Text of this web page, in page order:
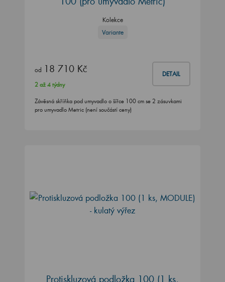
Kolekce
Variante
od 18 710 Kč DETAIL
2 až 4 týdny
Závěsná skříňka pod umyvadlo o šířce 100 cm se 2 zásuvkami
pro umyvadlo Metric (není součástí ceny)
Protiskluzová podložka 100 (1 ks,